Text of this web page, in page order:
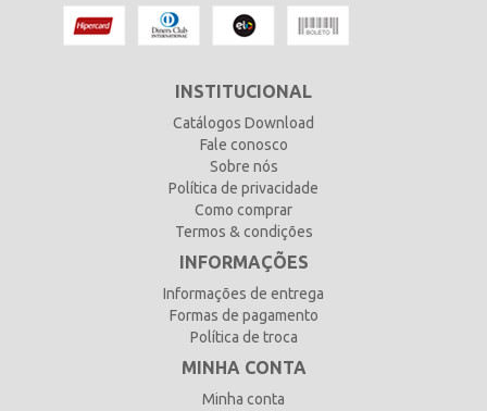
INSTITUCIONAL
Catálogos Download
Fale conosco
Sobre nós
Política de privacidade
Como comprar
Termos & condições
INFORMAÇÕES
Informações de entrega
Formas de pagamento
Política de troca
MINHA CONTA
Minha conta